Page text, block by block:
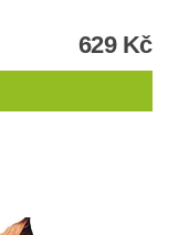
629 Kč